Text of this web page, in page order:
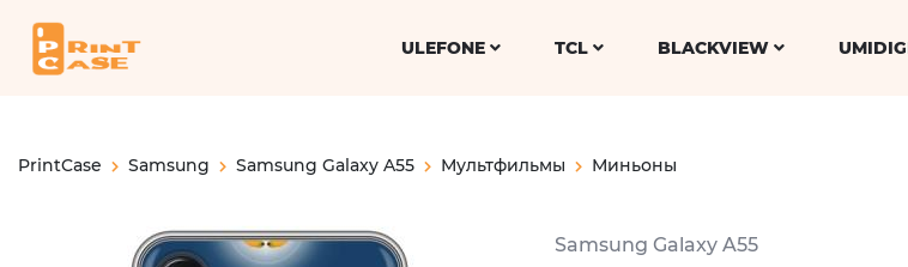
ULEFONE TCL BLACKVIEW
PrintCase Samsung Samsung Galaxy A55 Мультфильмы Миньоны
Samsung Galaxy A55